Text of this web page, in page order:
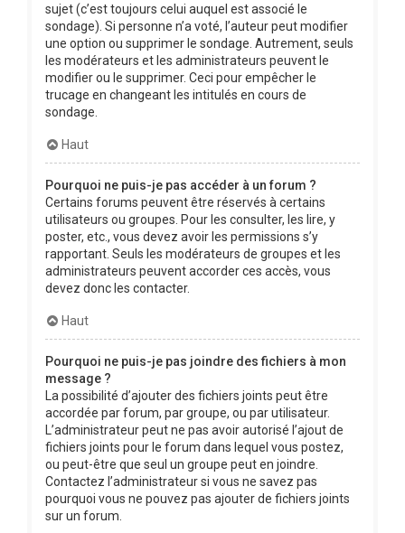
sujet (c’est toujours celui auquel est associé le
sondage). Si personne n’a voté, l’auteur peut modifier
une option ou supprimer le sondage. Autrement, seuls
les modérateurs et les administrateurs peuvent le
modifier ou le supprimer. Ceci pour empêcher le
trucage en changeant les intitulés en cours de
sondage.
Haut
Pourquoi ne puis-je pas accéder à un forum ?
Certains forums peuvent être réservés à certains
utilisateurs ou groupes. Pour les consulter, les lire, y
poster, etc., vous devez avoir les permissions s’y
rapportant. Seuls les modérateurs de groupes et les
administrateurs peuvent accorder ces accès, vous
devez donc les contacter.
Haut
Pourquoi ne puis-je pas joindre des fichiers à mon
message ?
La possibilité d’ajouter des fichiers joints peut être
accordée par forum, par groupe, ou par utilisateur.
L’administrateur peut ne pas avoir autorisé l’ajout de
fichiers joints pour le forum dans lequel vous postez,
ou peut-être que seul un groupe peut en joindre.
Contactez l’administrateur si vous ne savez pas
pourquoi vous ne pouvez pas ajouter de fichiers joints
sur un forum.